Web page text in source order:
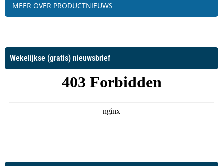
MEER OVER PRODUCTNIEUWS
Wekelijkse (gratis) nieuwsbrief